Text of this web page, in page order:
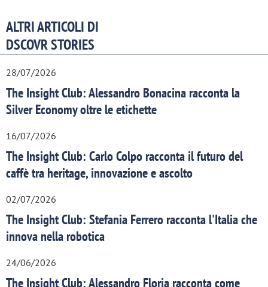
ALTRI ARTICOLI DI
DSCOVR STORIES
28/07/2026
The Insight Club: Alessandro Bonacina racconta la
Silver Economy oltre le etichette
16/07/2026
The Insight Club: Carlo Colpo racconta il futuro del
caffè tra heritage, innovazione e ascolto
02/07/2026
The Insight Club: Stefania Ferrero racconta l'Italia che
innova nella robotica
24/06/2026
The Insight Club: Alessandro Floria racconta come